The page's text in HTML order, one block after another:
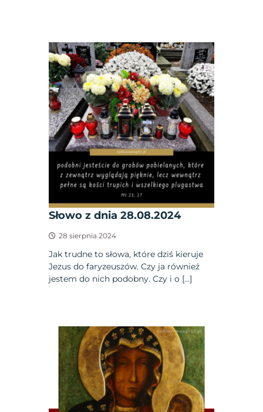
Słowo z dnia 28.08.2024
28 sierpnia 2024
Jak trudne to słowa, które dziś kieruje
Jezus do faryzeuszów. Czy ja również
jestem do nich podobny. Czy i o […]